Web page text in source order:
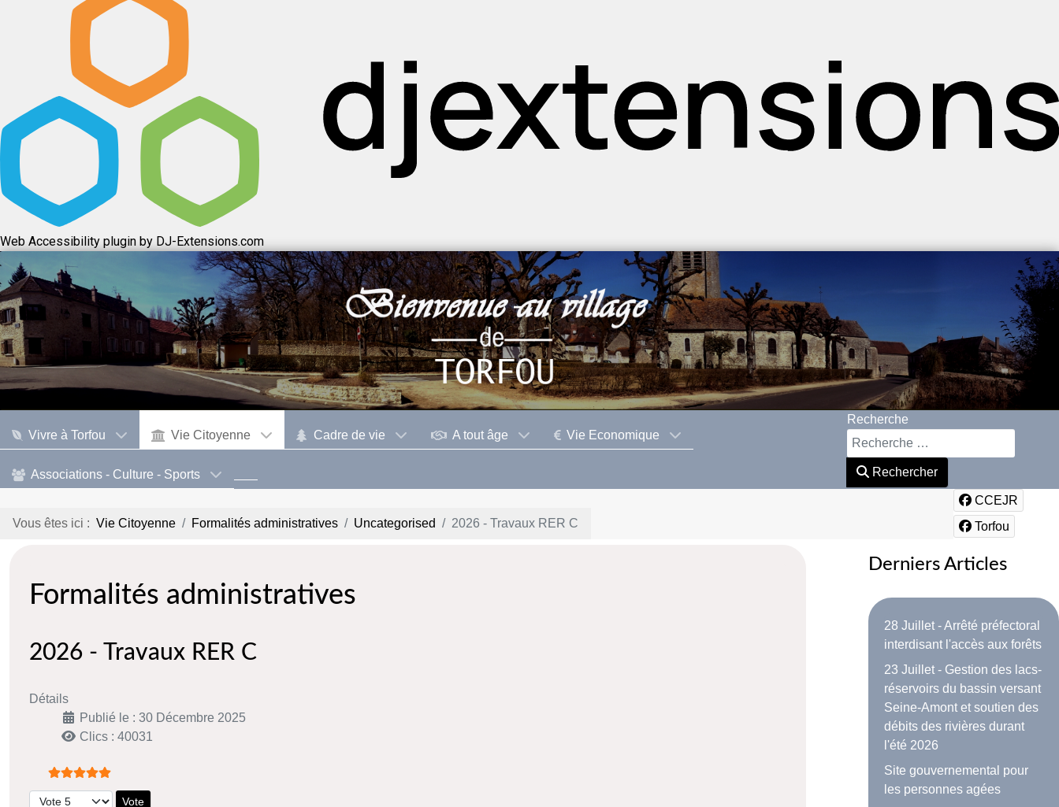
Web Accessibility plugin by DJ-Extensions.com
Vivre à Torfou Vie Citoyenne Cadre de vie A tout âge Vie Economique
Associations - Culture - Sports
Recherche
Rechercher
Vous êtes ici : Vie Citoyenne Formalités administratives Uncategorised 2026 - Travaux RER C
CCEJR
Torfou
Formalités administratives
2026 - Travaux RER C
Détails
Publié le : 30 Décembre 2025
Clics : 40031
Vote utilisateur:5/5
Veuillez voter
Derniers Articles
28 Juillet - Arrêté préfectoral
interdisant l'accès aux forêts
23 Juillet - Gestion des lacs-
réservoirs du bassin versant
Seine-Amont et soutien des
débits des rivières durant
l'été 2026
Site gouvernemental pour
les personnes agées